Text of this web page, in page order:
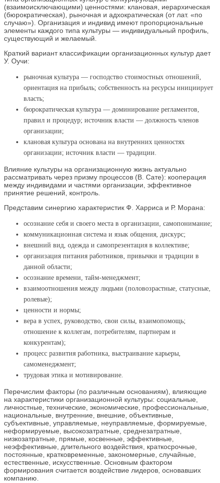
(взаимоисключающими) ценностями: клановая, иерархическая
(бюрократическая), рыночная и адхократическая (от лат. «по
случаю»). Организация и индивид имеют пропорциональные
элементы каждого типа культуры — индивидуальный профиль,
существующий и желаемый.
Краткий вариант классификации организационных культур дает
У. Оучи:
рыночная культура — господство стоимостных отношений,
ориентация на прибыль; собственность на ресурсы инициирует
власть;
бюрократическая культура — доминирование регламентов,
правил и процедур; источник власти — должность членов
организации;
клановая культура основана на внутренних ценностях
организации; источник власти — традиции.
Влияние культуры на организационную жизнь актуально
рассматривать через призму процессов (В. Сате): кооперация
между индивидами и частями организации, эффективное
принятие решений, контроль.
Представим синергию характеристик Ф. Харриса и Р. Морана:
осознание себя и своего места в организации, самопонимание;
коммуникационная система и язык общения, дискурс;
внешний вид, одежда и самопрезентация в коллективе;
организация питания работников, привычки и традиции в
данной области;
осознание времени, тайм-менеджмент;
взаимоотношения между людьми (половозрастные, статусные,
ролевые);
ценности и нормы;
вера в успех, руководство, свои силы, взаимопомощь;
отношение к коллегам, потребителям, партнерам и
конкурентам);
процесс развития работника, выстраивание карьеры,
самоменеджмент;
трудовая этика и мотивирование.
Перечислим факторы (по различным основаниям), влияющие
на характеристики организационной культуры: социальные,
личностные, технические, экономические, профессиональные,
национальные, внутренние, внешние, объективные,
субъективные, управляемые, неуправляемые, формируемые,
неформируемые, высокозатратные, среднезатратные,
низкозатратные, прямые, косвенные, эффективные,
неэффективные, длительного воздействия, краткосрочные,
постоянные, кратковременные, закономерные, случайные,
естественные, искусственные. Основным фактором
формирования считается воздействие лидеров, основавших
компанию.